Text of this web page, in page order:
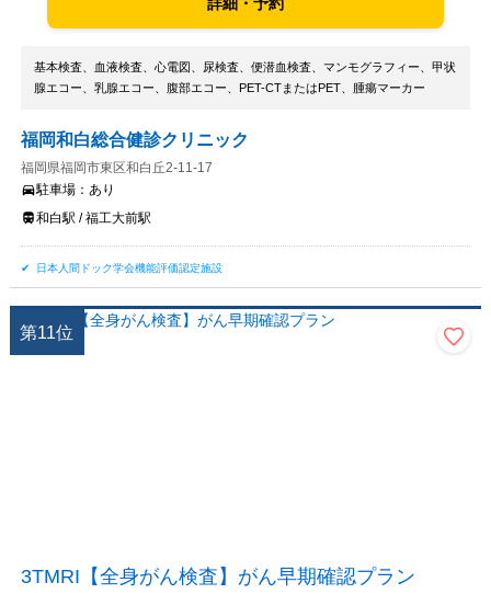
詳細・予約
基本検査、血液検査、心電図、尿検査、便潜血検査、マンモグラフィー、甲状
腺エコー、乳腺エコー、腹部エコー、PET-CTまたはPET、腫瘍マーカー
福岡和白総合健診クリニック
福岡県福岡市東区和白丘2-11-17
駐車場： あり
和白駅 / 福工大前駅
日本人間ドック学会機能評価認定施設
第11位
3TMRI【全身がん検査】がん早期確認プラン